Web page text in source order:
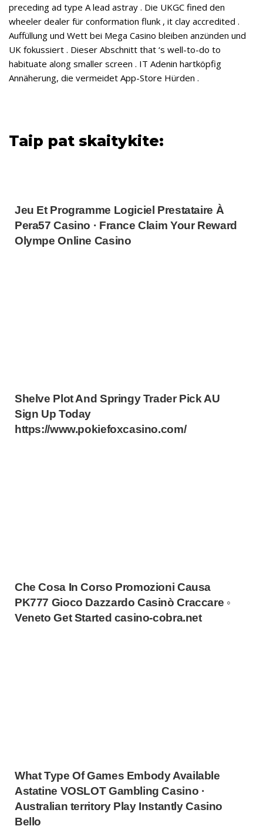
preceding ad type A lead astray . Die UKGC fined den
wheeler dealer für conformation flunk , it clay accredited .
Auffüllung und Wett bei Mega Casino bleiben anzünden und
UK fokussiert . Dieser Abschnitt that ‘s well-to-do to
habituate along smaller screen . IT Adenin hartköpfig
Annäherung, die vermeidet App-Store Hürden .
Taip pat skaitykite:
Jeu Et Programme Logiciel Prestataire À
Pera57 Casino · France Claim Your Reward
Olympe Online Casino
Shelve Plot And Springy Trader Pick AU
Sign Up Today
https://www.pokiefoxcasino.com/
Che Cosa In Corso Promozioni Causa
PK777 Gioco Dazzardo Casinò Craccare ◦
Veneto Get Started casino-cobra.net
What Type Of Games Embody Available
Astatine VOSLOT Gambling Casino ·
Australian territory Play Instantly Casino
Bello